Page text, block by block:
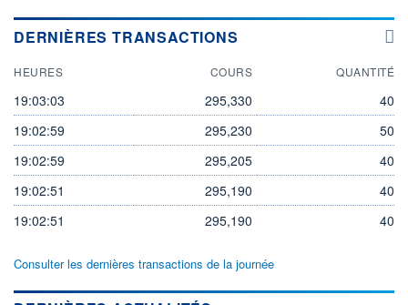
DERNIÈRES TRANSACTIONS
HEURES COURS QUANTITÉ
19:03:03 295,330
40
19:02:59
295,230
50
19:02:59
295,205
40
19:02:51
295,190
40
19:02:51
295,190 40
Consulter les dernières transactions de la journée